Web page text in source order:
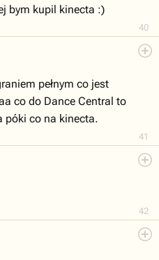
40
bym kupil kinecta :)
41
pełnym co jest
co do Dance Central to
póki co na kinecta.
42